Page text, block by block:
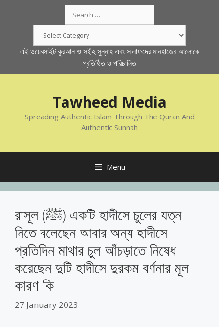
for:
এই ওয়েবসাইট কুরআন ও সহীহ সুন্নাহ এবং সালাফদের মানহাজের আলোকে
প্রতিষ্ঠিত ও পরিচালিত
Tawheed Media
Spreading Authentic Islam Through The Quran And
Authentic Sunnah
Menu
রাসূল (ﷺ) একটি হাদীসে চুলের যত্ন
নিতে বলেছেন আবার অন্য হাদীসে
প্রতিদিন মাথার চুল আঁচড়াতে নিষেধ
করেছেন দুটি হাদীসে দুরকম বর্ণনার মূল
কারণ কি
27 January 2023